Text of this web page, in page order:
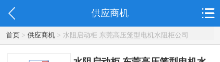
供应商机
首页> 供应商机> 水阻启动柜 东莞高压笼型电机水阻柜公司